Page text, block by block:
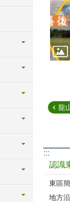
龍
:::
認識
東區
地方